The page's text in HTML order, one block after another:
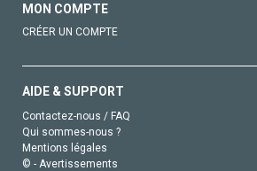
MON COMPTE
CRÉER UN COMPTE
AIDE & SUPPORT
Contactez-nous / FAQ
Qui sommes-nous ?
Mentions légales
© - Avertissements